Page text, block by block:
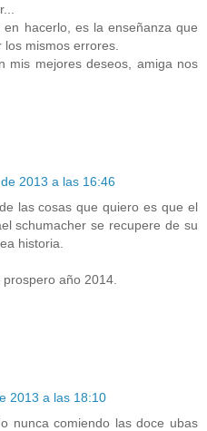
hacerlo, es la enseñanza que
mismos errores.
mis mejores deseos, amiga nos
2013 a las 16:46
las cosas que quiero es que el
schumacher se recupere de su
historia.
año 2014.
2013 a las 18:10
nunca comiendo las doce ubas